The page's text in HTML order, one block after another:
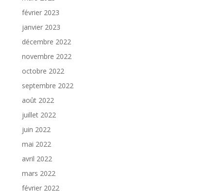
février 2023
janvier 2023
décembre 2022
novembre 2022
octobre 2022
septembre 2022
août 2022
juillet 2022
juin 2022
mai 2022
avril 2022
mars 2022
février 2022